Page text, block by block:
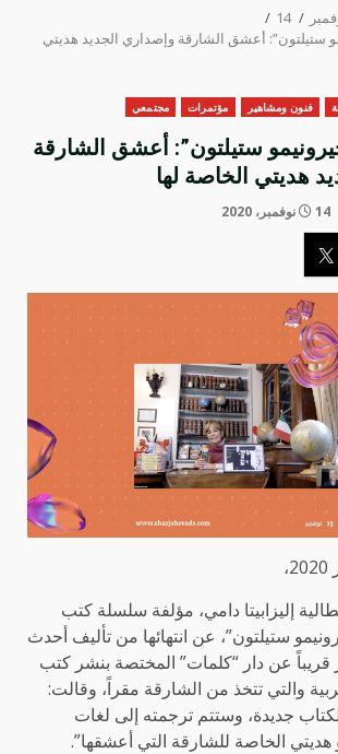
14
ستيلتون”: أعشق الشارقة وإصداري الجديد هديتي
فنون ومشاهير مؤتمرات مجتمعي
ستيلتون”: أعشق الشارقة
هديتي الخاصة لها
14 نوفمبر، 2020
إليزابيتا دامي، مؤلفة سلسلة كتب
ستيلتون”، عن انتهائها من تأليف أحدث
قريباً عن دار “كلمات” المختصة بنشر كتب
والتي تتخذ من الشارقة مقراً، وقالت:
جديدة، وستتم ترجمته إلى لغات
هديتي الخاصة للشارقة التي أعشقها”.